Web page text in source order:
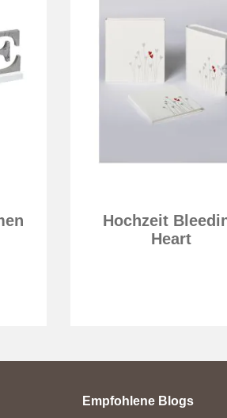
Hochzeit
Heart
Empfohlene Blogs